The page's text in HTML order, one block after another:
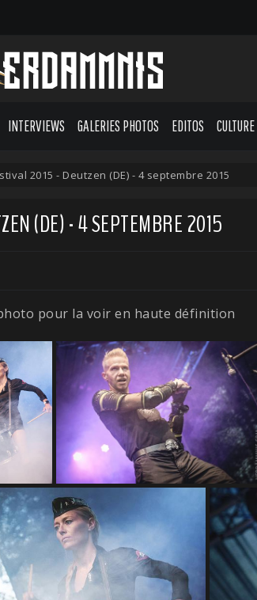
INTERVIEWS GALERIES PHOTOS EDITOS CULTURE
2015 - Deutzen (DE) - 4 septembre 2015
(DE) - 4 SEPTEMBRE 2015
pour la voir en haute définition